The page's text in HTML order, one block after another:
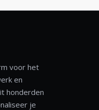
voor het
en
honderden
je